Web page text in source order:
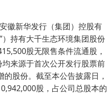
徽新华发行（集团）控股有
持有大千生态环境集团股份
股无限售条件流通股，
来源于首次公开发行股票前
股份。截至本公告披露日，
股，占公司总股本的